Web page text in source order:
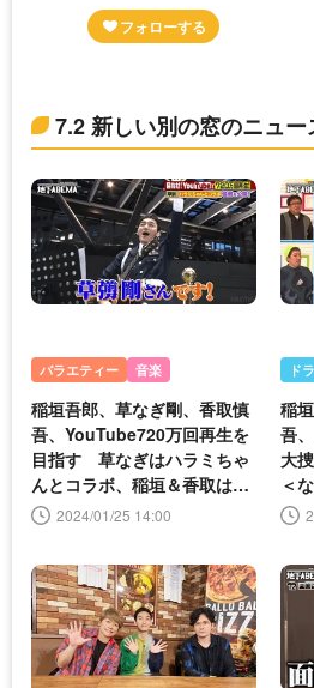
7.2 新しい別の窓のニュー
バラエティー 音楽
稲垣吾郎、草なぎ剛、香取慎
吾、YouTube720万回再生を
目指す 草なぎはハラミちゃ
んとコラボ、稲垣＆香取は大
食いにチャレンジ＜ななにー
2024/01/25 14:00
ド
稲
吾
大
＜